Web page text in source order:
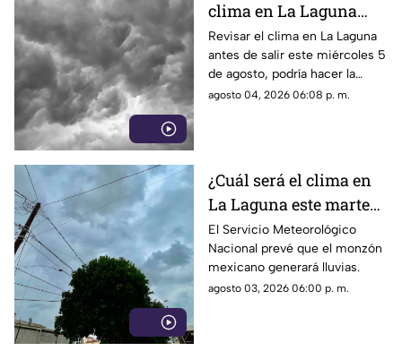
clima en La Laguna
este miércoles 5 de
agosto 2026
Revisar el clima en La Laguna
antes de salir este miércoles 5
de agosto, podría hacer la
diferencia entre un día
agosto 04, 2026 06:08 p. m.
¿Cuál será el clima en
La Laguna este martes
4 de agosto 2026?
El Servicio Meteorológico
Nacional prevé que el monzón
mexicano generará lluvias.
agosto 03, 2026 06:00 p. m.